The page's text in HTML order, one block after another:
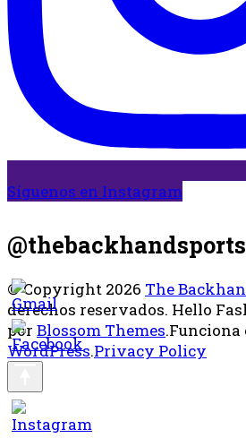
Síguenos en Instagram
@thebackhandsports
© Copyright 2026 The
derechos reservados. Hello
por Blossom Themes.Funciona
WordPress.Privacy Policy